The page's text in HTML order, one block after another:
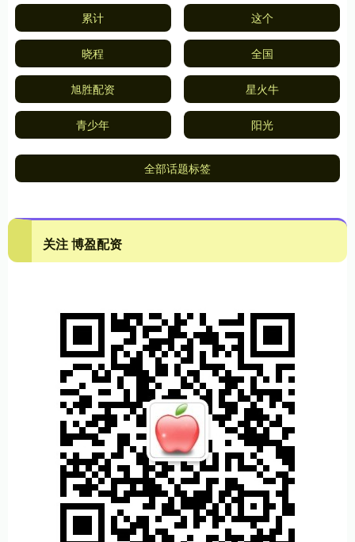
累计 这个
晓程 全国
旭胜配资 星火牛
青少年 阳光
全部话题标签
关注 博盈配资